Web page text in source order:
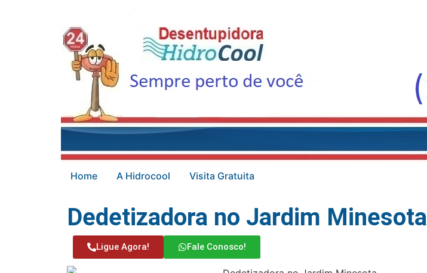
Home A Hidrocool Visita Gratuita
Dedetizadora no Jardim Minesota
Ligue Agora! Fale Conosco!